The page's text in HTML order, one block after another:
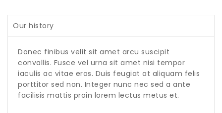
Our history
Donec finibus velit sit amet arcu suscipit
convallis. Fusce vel urna sit amet nisi tempor
iaculis ac vitae eros. Duis feugiat at aliquam felis
porttitor sed non. Integer nunc nec sed a ante
facilisis mattis proin lorem lectus metus et.